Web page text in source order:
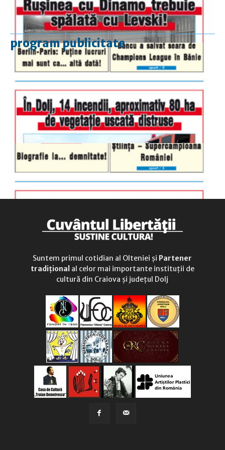
program publicitate
luni-vineri
9.00 - 17.00
duminică
9.00 - 12.00
Suntem primul cotidian al Olteniei și Partener
tradițional al celor mai importante instituții de
cultură din Craiova și județul Dolj